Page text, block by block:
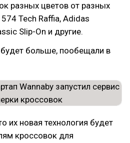
разных цветов от разных
Tech Raffia, Adidas
Slip-On и другие.
больше, пообещали в
их новая технология будет
кроссовок для